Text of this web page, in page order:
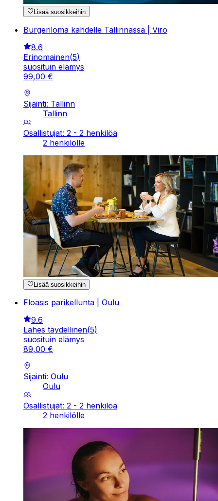
Lisää suosikkeihin
Burgeriloma kahdelle Tallinnassa | Viro
8.6
Erinomainen(5)
suosituin elämys
99,00 €
Sijainti: Tallinn
Tallinn
Osallistujat: 2 - 2 henkilöä
2 henkilölle
Lisää suosikkeihin
Floasis parikellunta | Oulu
9.6
Lähes täydellinen(5)
suosituin elämys
89,00 €
Sijainti: Oulu
Oulu
Osallistujat: 2 - 2 henkilöä
2 henkilölle